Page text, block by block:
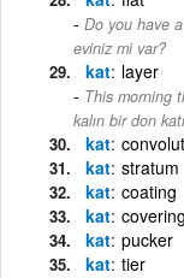
Do you have
eviniz mi var?
kat layer
This morning
kalın bir don
kat
kat stratum
kat coating
kat covering
kat pucker
kat tier